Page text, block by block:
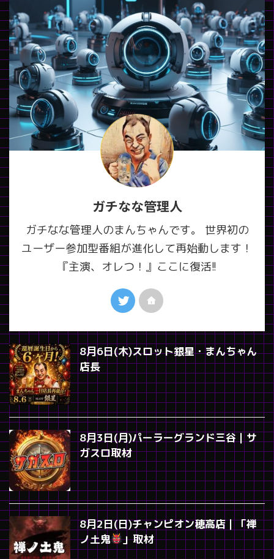
ガチなな管理人
ガチなな管理人のまんちゃんです。 世界初の
ユーザー参加型番組が進化して再始動します！
『主演、オレつ！』ここに復活!!
8月6日(木)スロット銀星・まんちゃん
店長
8月3日(月)パーラーグランド三谷｜サ
ガスロ取材
8月2日(日)チャンピオン穂高店｜「禅
ノ土鬼
」取材